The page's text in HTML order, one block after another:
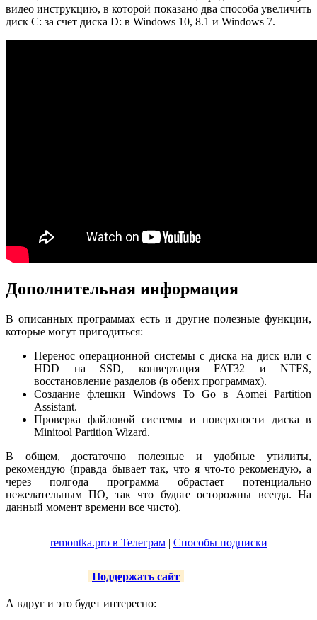
видео инструкцию, в которой показано два способа увеличить
диск C: за счет диска D: в Windows 10, 8.1 и Windows 7.
Дополнительная информация
В описанных программах есть и другие полезные функции,
которые могут пригодиться:
Перенос операционной системы с диска на диск или с
HDD на SSD, конвертация FAT32 и NTFS,
восстановление разделов (в обеих программах).
Создание флешки Windows To Go в Aomei Partition
Assistant.
Проверка файловой системы и поверхности диска в
Minitool Partition Wizard.
В общем, достаточно полезные и удобные утилиты,
рекомендую (правда бывает так, что я что-то рекомендую, а
через полгода программа обрастает потенциально
нежелательным ПО, так что будьте осторожны всегда. На
данный момент времени все чисто).
remontka.pro в Телеграм| Способы подписки
Поддержать сайт
А вдруг и это будет интересно: